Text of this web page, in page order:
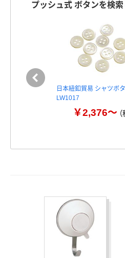
プッシュ式 ボタンを検
日本紐釦貿易 シャツボ
LW1017
￥2,376～（